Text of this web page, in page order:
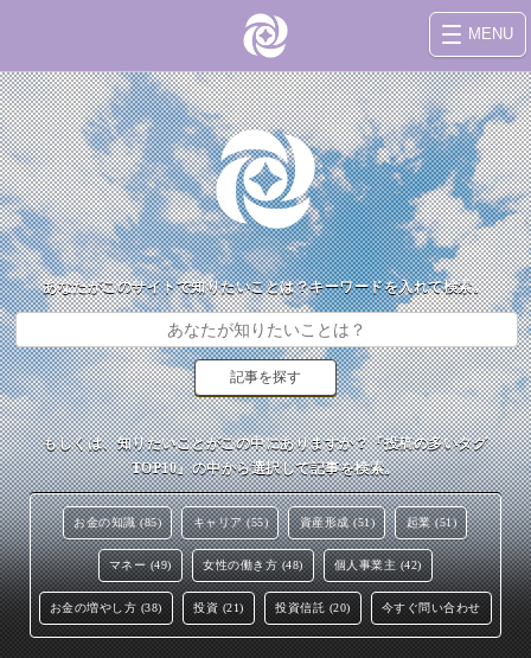
MENU
あなたがこのサイトで知りたいことは？キーワードを入れて検索。
もしくは、知りたいことがこの中にありますか？『投稿の多いタグ
TOP10』の中から選択して記事を検索。
お金の知識 (85) キャリア (55) 資産形成 (51) 起業 (51)
マネー (49) 女性の働き方 (48) 個人事業主 (42)
お金の増やし方 (38) 投資 (21) 投資信託 (20) 今すぐ問い合わせ